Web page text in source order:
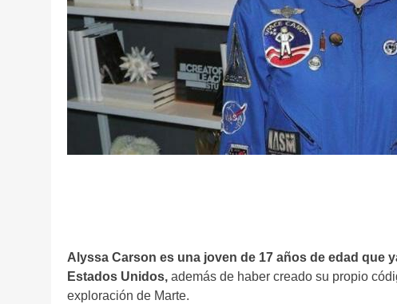
Alyssa Carson es una joven de 17 años de edad que
Estados Unidos, además de haber creado su propio
exploración de Marte.